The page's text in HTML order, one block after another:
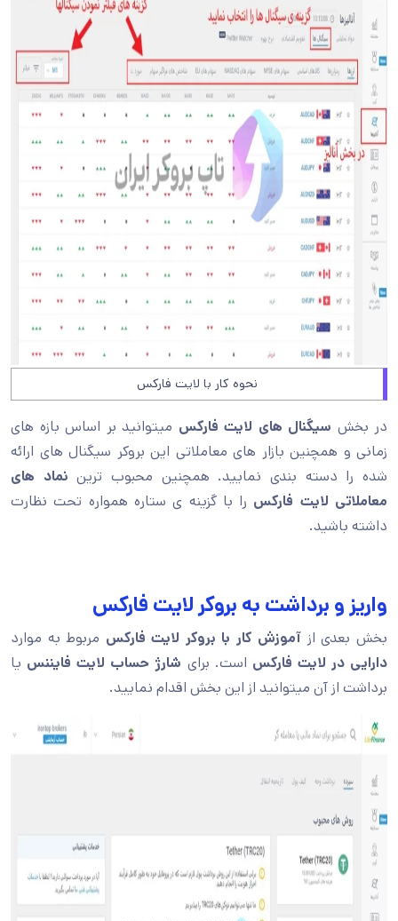
نحوه کار با لایت فارکس
در بخش سیگنال های لایت فارکس میتوانید بر اساس بازه های
زمانی و همچنین بازار های معاملاتی این بروکر سیگنال های ارائه
شده را دسته بندی نمایید. همچنین محبوب ترین نماد های
معاملاتی لایت فارکس را با گزینه ی ستاره همواره تحت نظارت
داشته باشید.
واریز و برداشت به بروکر لایت فارکس
بخش بعدی از آموزش کار با بروکر لایت فارکس مربوط به موارد
دارایی در لایت فارکس است. برای شارژ حساب لایت فایننس یا
برداشت از آن میتوانید از این بخش اقدام نمایید.